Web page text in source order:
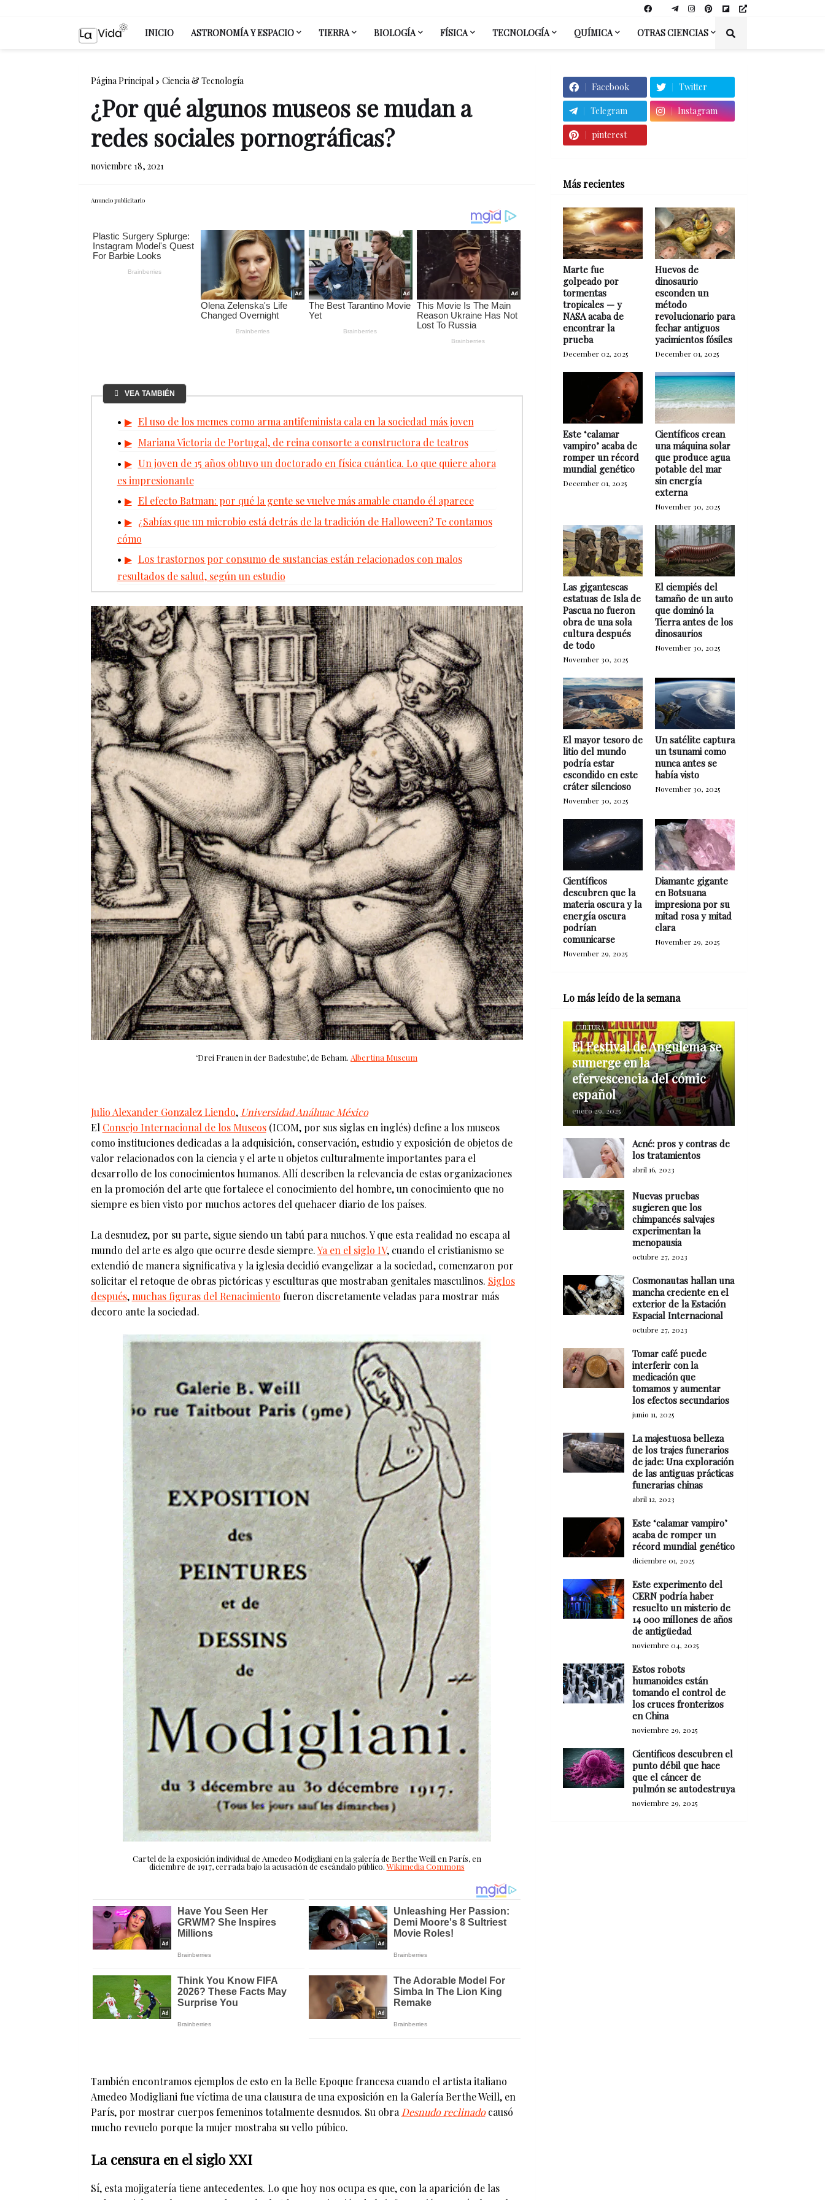
INICIO ASTRONOMÍA Y ESPACIO TIERRA BIOLOGÍA FÍSICA TECNOLOGÍA QUÍMICA OTRAS CIENCIAS
Página Principal Ciencia & Tecnología
¿Por qué algunos museos se mudan a
redes sociales pornográficas?
noviembre 18, 2021
Anuncio publicitario
VEA TAMBIÉN
El uso de los memes como arma antifeminista cala en la sociedad más joven
Mariana Victoria de Portugal, de reina consorte a constructora de teatros
Un joven de 15 años obtuvo un doctorado en física cuántica. Lo que quiere ahora
es impresionante
El efecto Batman: por qué la gente se vuelve más amable cuando él aparece
¿Sabías que un microbio está detrás de la tradición de Halloween? Te contamos
cómo
Los trastornos por consumo de sustancias están relacionados con malos
resultados de salud, según un estudio
‘Drei Frauen in der Badestube’, de Beham. Albertina Museum
Julio Alexander Gonzalez Liendo, Universidad Anáhuac México
El Consejo Internacional de los Museos(ICOM, por sus siglas en inglés) define a los museos
como instituciones dedicadas a la adquisición, conservación, estudio y exposición de objetos de
valor relacionados con la ciencia y el arte u objetos culturalmente importantes para el
desarrollo de los conocimientos humanos. Allí describen la relevancia de estas organizaciones
en la promoción del arte que fortalece el conocimiento del hombre, un conocimiento que no
siempre es bien visto por muchos actores del quehacer diario de los países.
La desnudez, por su parte, sigue siendo un tabú para muchos. Y que esta realidad no escapa al
mundo del arte es algo que ocurre desde siempre.Ya en el siglo IV, cuando el cristianismo se
extendió de manera significativa y la iglesia decidió evangelizar a la sociedad, comenzaron por
solicitar el retoque de obras pictóricas y esculturas que mostraban genitales masculinos. Siglos
después,muchas figuras del Renacimiento fueron discretamente veladas para mostrar más
decoro ante la sociedad.
Cartel de la exposición individual de Amedeo Modigliani en la galería de Berthe Weill en París, en
diciembre de 1917, cerrada bajo la acusación de escándalo público. Wikimedia Commons
También encontramos ejemplos de esto en la Belle Epoque francesa cuando el artista italiano
Amedeo Modigliani fue víctima de una clausura de una exposición en la Galería Berthe Weill, en
París, por mostrar cuerpos femeninos totalmente desnudos. Su obra Desnudo reclinadocausó
mucho revuelo porque la mujer mostraba su vello púbico.
La censura en el siglo XXI
Sí, esta mojigatería tiene antecedentes. Lo que hoy nos ocupa es que, con la aparición de las
Facebook Twitter
Telegram Instagram
pinterest
Más recientes
Marte fue
golpeado por
tormentas
tropicales — y
NASA acaba de
encontrar la
prueba
December 02, 2025
Huevos de
dinosaurio
esconden un
método
revolucionario para
fechar antiguos
yacimientos fósiles
December 01, 2025
Este ‘calamar
vampiro’ acaba de
romper un récord
mundial genético
December 01, 2025
Científicos crean
una máquina solar
que produce agua
potable del mar
sin energía
externa
November 30, 2025
Las gigantescas
estatuas de Isla de
Pascua no fueron
obra de una sola
cultura después
de todo
November 30, 2025
El ciempiés del
tamaño de un auto
que dominó la
Tierra antes de los
dinosaurios
November 30, 2025
El mayor tesoro de
litio del mundo
podría estar
escondido en este
cráter silencioso
November 30, 2025
Un satélite captura
un tsunami como
nunca antes se
había visto
November 30, 2025
Científicos
descubren que la
materia oscura y la
energía oscura
podrían
comunicarse
November 29, 2025
Diamante gigante
en Botsuana
impresiona por su
mitad rosa y mitad
clara
November 29, 2025
Lo más leído de la semana
CULTURA
El Festival de Angulema se
sumerge en la
efervescencia del cómic
español
enero 29, 2025
Acné: pros y contras de
los tratamientos
abril 16, 2023
Nuevas pruebas
sugieren que los
chimpancés salvajes
experimentan la
menopausia
octubre 27, 2023
Cosmonautas hallan una
mancha creciente en el
exterior de la Estación
Espacial Internacional
octubre 27, 2023
Tomar café puede
interferir con la
medicación que
tomamos y aumentar
los efectos secundarios
junio 11, 2025
La majestuosa belleza
de los trajes funerarios
de jade: Una exploración
de las antiguas prácticas
funerarias chinas
abril 12, 2023
Este ‘calamar vampiro’
acaba de romper un
récord mundial genético
diciembre 01, 2025
Este experimento del
CERN podría haber
resuelto un misterio de
14 000 millones de años
de antigüedad
noviembre 04, 2025
Estos robots
humanoides están
tomando el control de
los cruces fronterizos
en China
noviembre 29, 2025
Cientificos descubren el
punto débil que hace
que el cáncer de
pulmón se autodestruya
noviembre 29, 2025